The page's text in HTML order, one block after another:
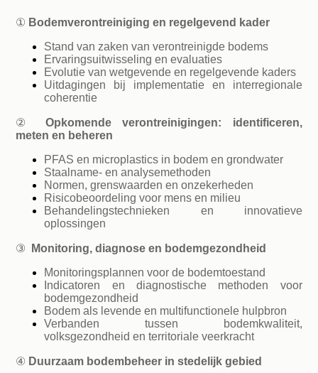
① Bodemverontreiniging en regelgevend kader
Stand van zaken van verontreinigde bodems
Ervaringsuitwisseling en evaluaties
Evolutie van wetgevende en regelgevende kaders
Uitdagingen bij implementatie en interregionale
coherentie
② Opkomende verontreinigingen: identificeren,
meten en beheren
PFAS en microplastics in bodem en grondwater
Staalname- en analysemethoden
Normen, grenswaarden en onzekerheden
Risicobeoordeling voor mens en milieu
Behandelingstechnieken en innovatieve
oplossingen
③
Monitoring, diagnose en bodemgezondheid
Monitoringsplannen voor de bodemtoestand
Indicatoren en diagnostische methoden voor
bodemgezondheid
Bodem als levende en multifunctionele hulpbron
Verbanden tussen bodemkwaliteit,
volksgezondheid en territoriale veerkracht
④ Duurzaam bodembeheer in stedelijk gebied